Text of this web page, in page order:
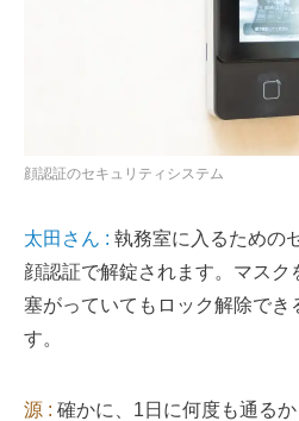
顔認証のセキュリティシステム
太田さん : 執務室に入るための
顔認証で解錠されます。マス
塞がっていてもロック解除でき
す。
源 : 確かに、1日に何度も通る